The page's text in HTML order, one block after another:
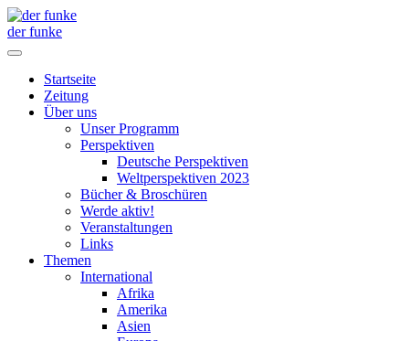
der funke
Startseite
Zeitung
Über uns
Unser Programm
Perspektiven
Deutsche Perspektiven
Weltperspektiven 2023
Bücher & Broschüren
Werde aktiv!
Veranstaltungen
Links
Themen
International
Afrika
Amerika
Asien